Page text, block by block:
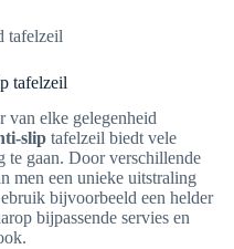
tafelzeil
van elke gelegenheid
slip tafelzeil biedt vele
te gaan. Door verschillende
men een unieke uitstraling
bijvoorbeeld een helder
bijpassende servies en